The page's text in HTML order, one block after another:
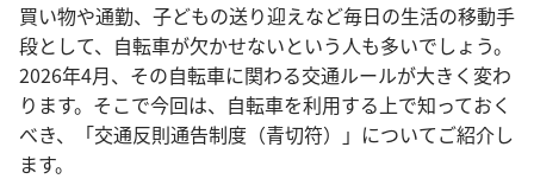
買い物や通勤、子どもの送り迎えなど毎日の生活の移動手
段として、自転車が欠かせないという人も多いでしょう。
2026年4月、その自転車に関わる交通ルールが大きく変わ
ります。そこで今回は、自転車を利用する上で知っておく
べき、「交通反則通告制度（青切符）」についてご紹介し
ます。